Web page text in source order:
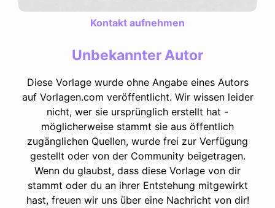
Kontakt aufnehmen
Unbekannter Autor
Diese Vorlage wurde ohne Angabe eines Autors
auf Vorlagen.com veröffentlicht. Wir wissen leider
nicht, wer sie ursprünglich erstellt hat -
möglicherweise stammt sie aus öffentlich
zugänglichen Quellen, wurde frei zur Verfügung
gestellt oder von der Community beigetragen.
Wenn du glaubst, dass diese Vorlage von dir
stammt oder du an ihrer Entstehung mitgewirkt
hast, freuen wir uns über eine Nachricht von dir!